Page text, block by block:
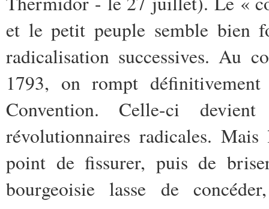
et le petit peuple semble bien
radicalisation successives. Au
1793, on rompt
Convention. Celle-ci
révolutionnaires­ radicales.
point de fissurer,­ puis de
bourgeoisie lasse de­